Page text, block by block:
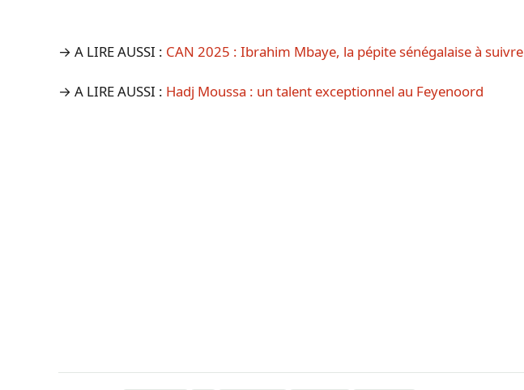
→ A LIRE AUSSI : CAN 2025 : Ibrahim Mbaye, la pépite sénégalaise à suivre
→ A LIRE AUSSI : Hadj Moussa : un talent exceptionnel au Feyenoord